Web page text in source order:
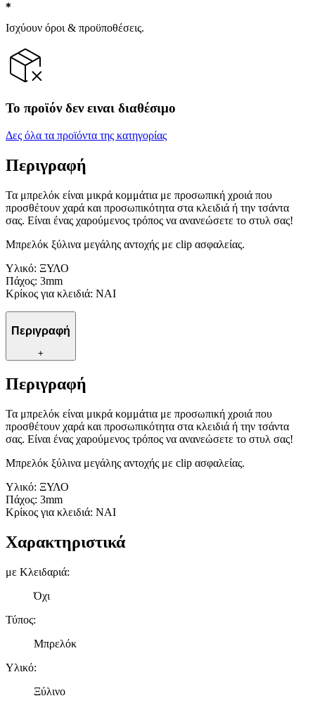
Ισχύουν όροι & προϋποθέσεις.
Το προϊόν δεν ειναι διαθέσιμο
Δες όλα τα προϊόντα της κατηγορίας
Περιγραφή
Τα μπρελόκ είναι μικρά κομμάτια με προσωπική χροιά που
προσθέτουν χαρά και προσωπικότητα στα κλειδιά ή την τσάντα
σας. Είναι ένας χαρούμενος τρόπος να ανανεώσετε το στυλ σας!
Μπρελόκ ξύλινα μεγάλης αντοχής με clip ασφαλείας.
Υλικό: ΞΥΛΟ
Πάχος: 3mm
Κρίκος για κλειδιά: ΝΑΙ
Περιγραφή
+
Περιγραφή
Τα μπρελόκ είναι μικρά κομμάτια με προσωπική χροιά που
προσθέτουν χαρά και προσωπικότητα στα κλειδιά ή την τσάντα
σας. Είναι ένας χαρούμενος τρόπος να ανανεώσετε το στυλ σας!
Μπρελόκ ξύλινα μεγάλης αντοχής με clip ασφαλείας.
Υλικό: ΞΥΛΟ
Πάχος: 3mm
Κρίκος για κλειδιά: ΝΑΙ
Χαρακτηριστικά
με Κλειδαριά:
Όχι
Τύπος:
Μπρελόκ
Υλικό:
Ξύλινο